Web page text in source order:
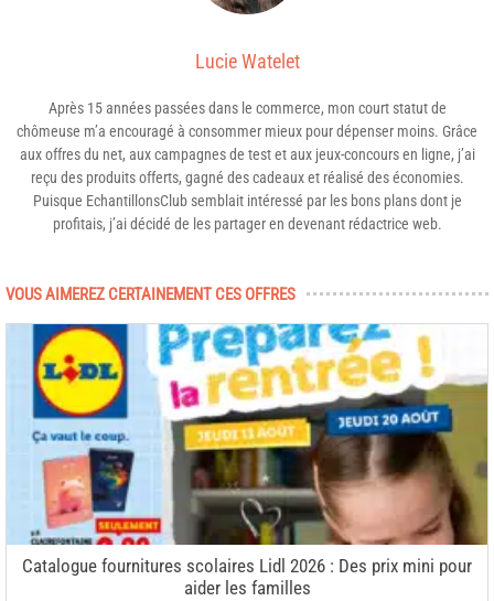
Lucie Watelet
Après 15 années passées dans le commerce, mon court statut de
chômeuse m’a encouragé à consommer mieux pour dépenser moins. Grâce
aux offres du net, aux campagnes de test et aux jeux-concours en ligne, j’ai
reçu des produits offerts, gagné des cadeaux et réalisé des économies.
Puisque EchantillonsClub semblait intéressé par les bons plans dont je
profitais, j’ai décidé de les partager en devenant rédactrice web.
VOUS AIMEREZ CERTAINEMENT CES OFFRES
Catalogue fournitures scolaires Lidl 2026 : Des prix mini pour
aider les familles